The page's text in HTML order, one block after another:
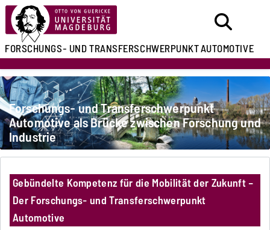
FORSCHUNGS- UNDTRANSFERSCHWERPUNKTAUTOMOTIVE
Forschungs- und Transferschwerpunkt
Automotive als Brücke zwischen Forschung und
Industrie
Gebündelte Kompetenz für die Mobilität der Zukunft –
Der Forschungs- und Transferschwerpunkt
Automotive